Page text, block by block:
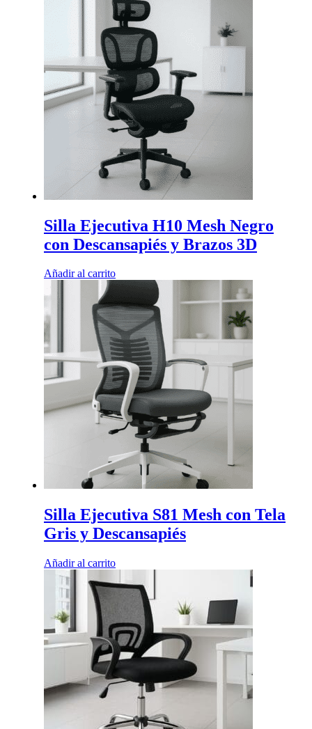
Silla Ejecutiva H10 Mesh Negro
con Descansapiés y Brazos 3D
Añadir al carrito
Silla Ejecutiva S81 Mesh con Tela
Gris y Descansapiés
Añadir al carrito